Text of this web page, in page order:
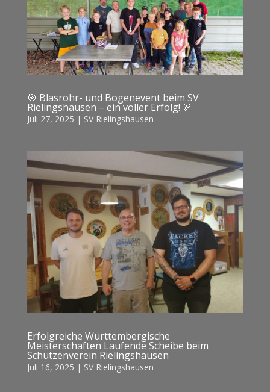
🎯 Blasrohr- und Bogenevent beim SV
Rielingshausen – ein voller Erfolg! 🏹
Juli 27, 2025 | SV Rielingshausen
Erfolgreiche Württembergische
Meisterschaften Laufende Scheibe beim
Schützenverein Rielingshausen
Juli 16, 2025 | SV Rielingshausen